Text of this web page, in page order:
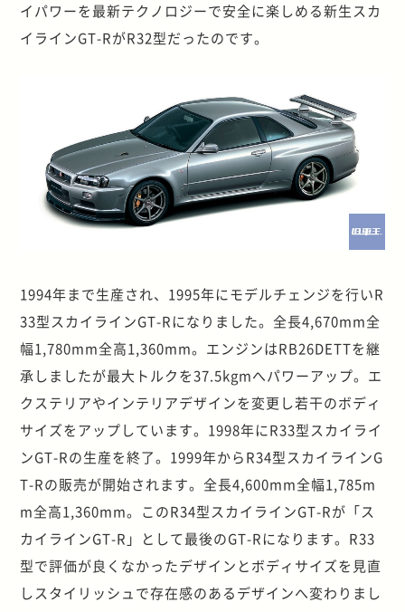
イパワーを最新テクノロジーで安全に楽しめる新生スカ
イラインGT-RがR32型だったのです。
1994年まで生産され、1995年にモデルチェンジを行いR
33型スカイラインGT-Rになりました。全長4,670mm全
幅1,780mm全高1,360mm。エンジンはRB26DETTを継
承しましたが最大トルクを37.5kgmへパワーアップ。エ
クステリアやインテリアデザインを変更し若干のボディ
サイズをアップしています。1998年にR33型スカイライ
ンGT-Rの生産を終了。1999年からR34型スカイラインG
T-Rの販売が開始されます。全長4,600mm全幅1,785m
m全高1,360mm。このR34型スカイラインGT-Rが「ス
カイラインGT-R」として最後のGT-Rになります。R33
型で評価が良くなかったデザインとボディサイズを見直
しスタイリッシュで存在感のあるデザインへ変わりまし